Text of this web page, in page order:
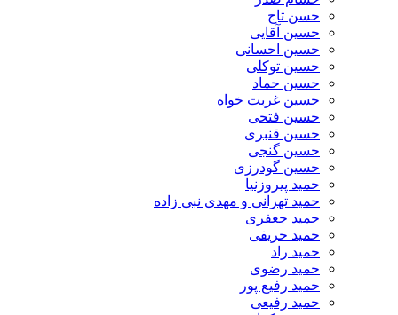
حسن تاج
حسین آقایی
حسین احسانی
حسین توکلی
حسین حماد
حسین غربت خواه
حسین فتحی
حسین قنبری
حسین گنجی
حسین گودرزی
حمید پیروزنیا
حمید تهرانی و مهدی نبی زاده
حمید جعفری
حمید حریفی
حمید راد
حمید رضوی
حمید رفیع پور
حمید رفیعی